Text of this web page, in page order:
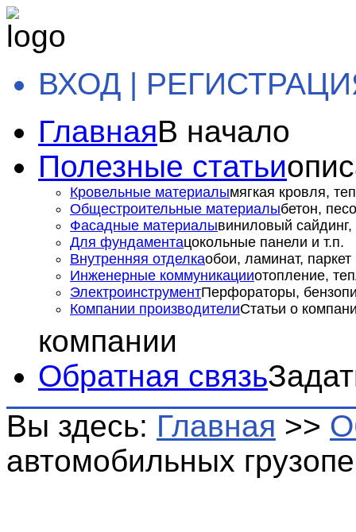
ВХОД |
ГлавнаяВ начало
Полезные статьи
Кровельные материалымягкая кровля,
Общестроительные материалыбетон,
Фасадные материалывиниловый сайдинг,
Для фундаментацокольные панели и т.п.
Внутренняя отделкаобои, ламинат, паркет
Инженерные коммуникацииотопление,
ЭлектроинструментПерфораторы,
Компании производителиСтатьи о
компании
Обратная связь
Вы здесь: Главная >>
автомобильных